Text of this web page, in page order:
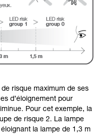
risque maximum de ses
d’éloignement pour
Pour cet exemple, la
de risque 2. La lampe
la lampe de 1,3 m